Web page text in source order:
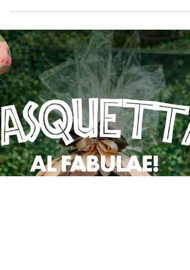
ultimo puparo della Campania
Domenica 15 marzo alle 18:30 al Parco
Fabulae torna la magia del teatro dei burattini con
“Il ritorno di Pulcinella” . In scena Carmine Perna ,
ultimo puparo di terza generazione della
per uno spettacolo che farà divertire grandi e
piccoli.